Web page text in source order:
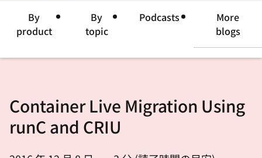
語
択
By
product
By
topic
Podcasts
More
blogs
Container Live Migration Using
runC and CRIU